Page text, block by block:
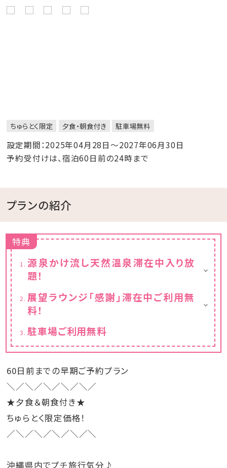
ちゅらとく限定 夕食・朝食付き 駐車場無料
設定期間：2025年04月28日～2027年06月30日
予約受付けは、宿泊60日前の24時まで
プランの紹介
特典
源泉かけ流し天然温泉滞在中入り放
題！
でご利用いただけます。
展望ラウンジ「感謝」滞在中ご利用無
料！
※チェックイン15:00～チェックアウト11:00ま
でご利用いただけます。
駐車場ご利用無料
60日前までの早期ご予約プラン
＼／＼／＼／＼／＼／
★夕食＆朝食付き★
ちゅらとく限定価格！
／＼／＼／＼／＼／＼
沖縄県内でプチ旅行気分♪